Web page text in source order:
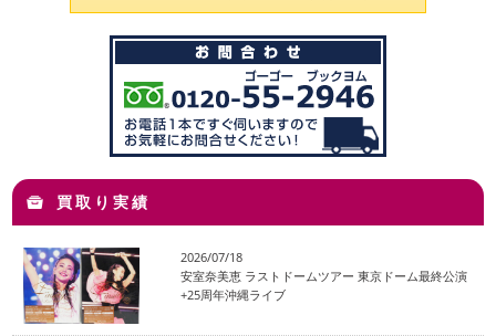
買取り実績
2026/07/18
安室奈美恵 ラストドームツアー 東京ドーム最終公演
+25周年沖縄ライブ